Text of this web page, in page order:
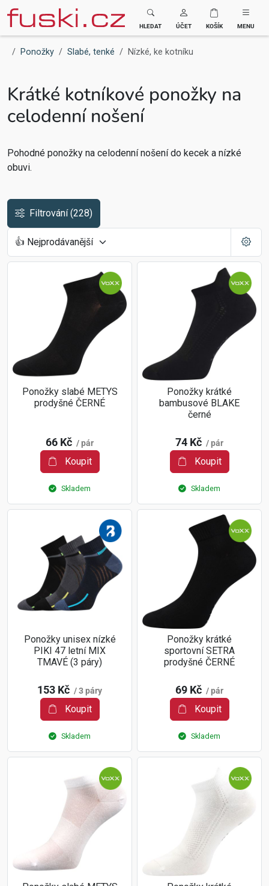
Fuski BOMA
HLEDAT ÚČET KOŠÍK MENU
Ponožky Slabé, tenké Nízké, ke kotníku
Krátké kotníkové ponožky na
celodenní nošení
Pohodné ponožky na celodenní nošení do kecek a nízké
obuvi.
Filtrování (228)
Ponožky slabé METYS
prodyšné ČERNÉ
66 Kč / pár
Koupit
Skladem
Ponožky krátké
bambusové BLAKE
černé
74 Kč / pár
Koupit
Skladem
Ponožky unisex nízké
PIKI 47 letní MIX
TMAVÉ (3 páry)
153 Kč / 3 páry
Koupit
Skladem
Ponožky krátké
sportovní SETRA
prodyšné ČERNÉ
69 Kč / pár
Koupit
Skladem